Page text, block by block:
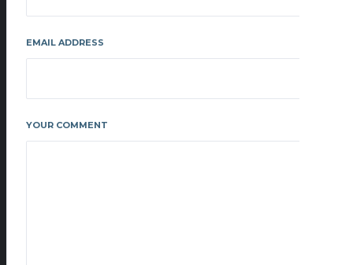
EMAIL ADDRESS
YOUR COMMENT